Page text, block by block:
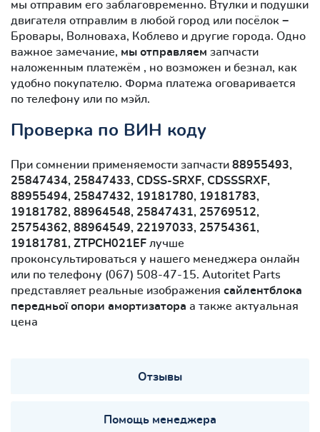
мы отправим его заблаговременно. Втулки и подушки
двигателя отправлим в любой город или посёлок −
Бровары, Волноваха, Коблево и другие города. Одно
важное замечание, мы отправляем запчасти
наложенным платежём , но возможен и безнал, как
удобно покупателю. Форма платежа оговаривается
по телефону или по мэйл.
Проверка по ВИН коду
При сомнении применяемости запчасти 88955493,
25847434, 25847433, CDSS-SRXF, CDSSSRXF,
88955494, 25847432, 19181780, 19181783,
19181782, 88964548, 25847431, 25769512,
25754362, 88964549, 22197033, 25754361,
19181781, ZTPCH021EF лучше
проконсультироваться у нашего менеджера онлайн
или по телефону (067) 508-47-15. Autoritet Parts
представляет реальные изображения сайлентблокa
передньої опори амортизатора а также актуальная
цена
Отзывы
Помощь менеджера